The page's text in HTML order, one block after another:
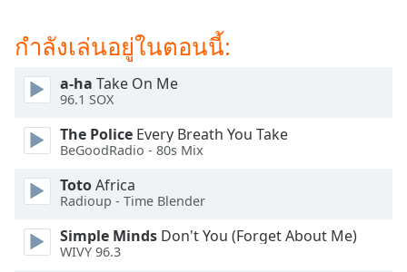
Audio
Track
Picture-
Fullscreen
window.
กำลังเล่นอยู่ในตอนนี้:
a-ha Take On Me
96.1 SOX
The Police Every Breath You Take
BeGoodRadio - 80s Mix
TotoAfrica
Radioup - Time Blender
Simple Minds Don't You (Forget About Me)
WIVY 96.3